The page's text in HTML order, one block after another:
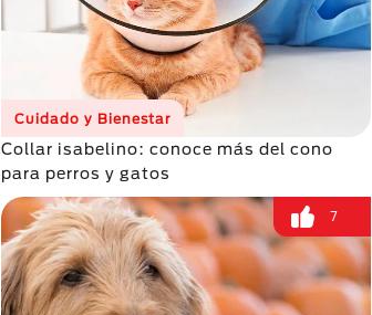
Cuidado y Bienestar
Collar isabelino: conoce más del cono
para perros y gatos
7